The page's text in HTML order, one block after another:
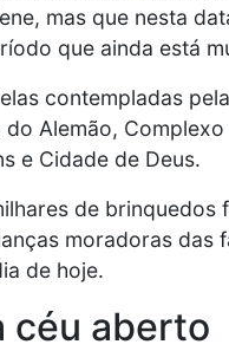
mas que nesta
que ainda está
contempladas
Alemão,
e Cidade de Deus.
de brinquedos
moradoras das
de hoje.
céu aberto